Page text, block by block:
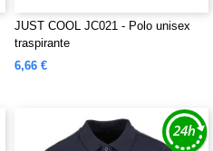
JUST COOL JC021 - Polo unisex
traspirante
6,66 €